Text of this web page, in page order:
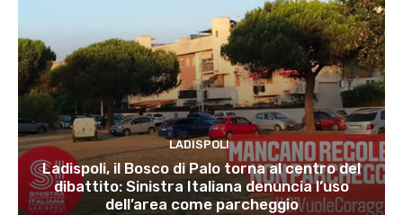
LADISPOLI
Ladispoli, il Bosco di Palo torna al centro del
dibattito: Sinistra Italiana denuncia l’uso
dell’area come parcheggio